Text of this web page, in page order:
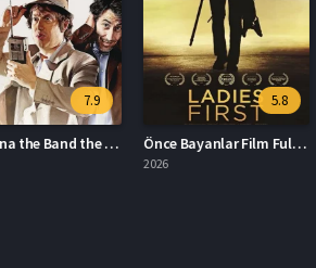
7.9
Nirvanna the Band the Show the Movie Türkçe Dublaj İzle
5.8
Önce Bayanlar Film Full HD İzle